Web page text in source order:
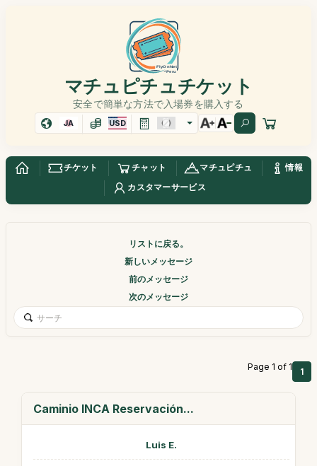
マチュピチュチケット
安全で簡単な方法で入場券を購入する
JA USD
チケット チャット マチュピチュ
情報
カスタマーサービス
リストに戻る。
新しいメッセージ
前のメッセージ
次のメッセージ
Page 1 of 1 1
Caminio INCA Reservación...
Luis E.